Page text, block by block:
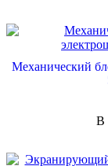
Механический
В